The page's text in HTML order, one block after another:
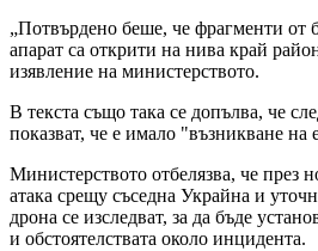
„Потвърдено беше, че фрагменти от
апарат са открити на нива край
изявление на министерството.
В текста също така се допълва, че
показват, че е имало "възникване на
Министерството отбелязва, че през
атака срещу съседна Украйна и
дрона се изследват, за да бъде
и обстоятелствата около инцидента.